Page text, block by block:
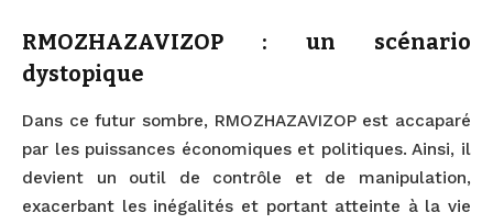
RMOZHAZAVIZOP : un scénario
dystopique
Dans ce futur sombre, RMOZHAZAVIZOP est accaparé
par les puissances économiques et politiques. Ainsi, il
devient un outil de contrôle et de manipulation,
exacerbant les inégalités et portant atteinte à la vie